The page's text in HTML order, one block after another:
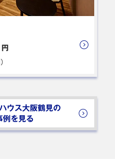
ます。１０３才で大往生を
だったので本当に良かった
ご利用時期：2025年2月
きました。家族葬という形
でぜひどなたかが必要な時
円
ウス大阪鶴見の
例を見る